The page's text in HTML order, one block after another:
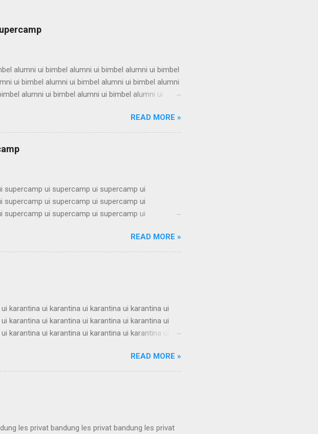
alumni ui bimbel alumni ui bimbel alumni ui bimbel
ui bimbel alumni ui bimbel alumni ui bimbel alumni
alumni ui bimbel alumni ui bimbel alumni ui
ui bimbel alumni ui bimbel alumni ui bimbel alumni
alumni ui bimbel alumni ui bimbel alumni ui
alumni ui bimbel alumni ui bimbel alumni ui bimbel
READ MORE »
ui supercamp ui supercamp ui
ui supercamp ui supercamp ui
ui supercamp ui supercamp ui
supercamp ui supercamp ui supercamp ui
ui supercamp ui supercamp ui
ui supercamp ui supercamp ui
ui supercamp ui supercamp ui
ui supercamp ui superc...
READ MORE »
karantina ui karantina ui karantina ui karantina ui
karantina ui karantina ui karantina ui karantina ui
karantina ui karantina ui karantina ui karantina ui
karantina ui karantina ui karantina ui karantina ui
karantina ui karantina ui karantina ui karantina ui
karantina ui karantina ui karantina ui karantina ui
READ MORE »
les privat bandung les privat bandung les privat